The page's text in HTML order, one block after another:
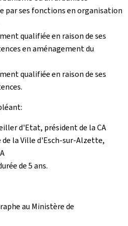
par ses fonctions en organisation
qualifiée en raison de ses
en aménagement du
qualifiée en raison de ses
d'Etat, président de la CA
la Ville d'Esch-sur-Alzette,
de 5 ans.
au Ministère de